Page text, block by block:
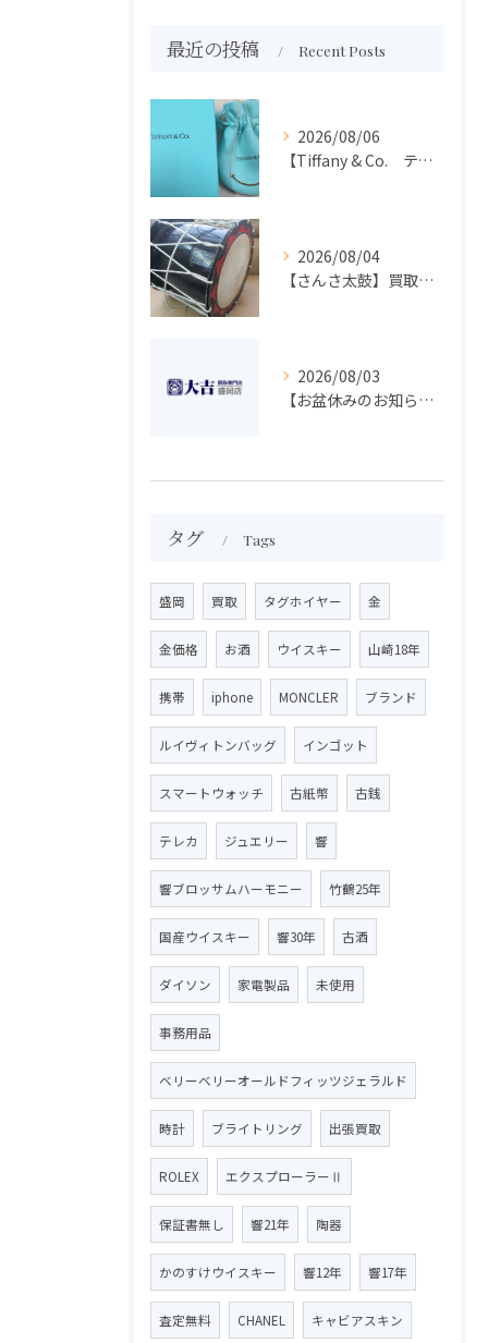
最近の投稿 Recent Posts
2026/08/06
【Tiffany & Co. ティファニー】買取 大吉盛岡店 アクセサリー買取しました！！
2026/08/04
【さんさ太鼓】買取 大吉盛岡店 楽器 買取します！！
2026/08/03
【お盆休みのお知らせ】買取専門 大吉 盛岡店
タグ Tags
盛岡 買取 タグホイヤー 金
金価格 お酒 ウイスキー 山崎18年
携帯 iphone MONCLER ブランド
ルイヴィトンバッグ インゴット
スマートウォッチ 古紙幣 古銭
テレカ ジュエリー 響
響ブロッサムハーモニー 竹鶴25年
国産ウイスキー 響30年 古酒
ダイソン 家電製品 未使用
事務用品
ベリーベリーオールドフィッツジェラルド
時計 ブライトリング 出張買取
ROLEX エクスプローラーⅡ
保証書無し 響21年 陶器
かのすけウイスキー 響12年 響17年
査定無料 CHANEL キャビアスキン